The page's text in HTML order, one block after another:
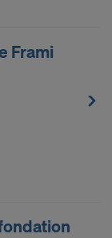
Frami